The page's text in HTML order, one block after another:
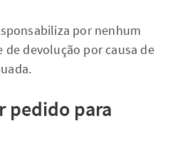
por nenhum
de devolução por causa de
pedido para